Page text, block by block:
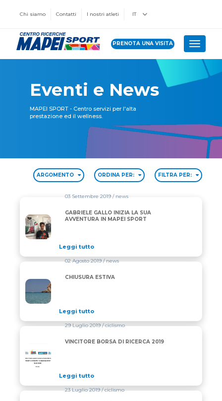
Chi siamo Contatti I nostri atleti IT
PRENOTA UNA VISITA Toggle
Eventi e News
MAPEI SPORT - Centro servizi per l'alta
prestazione ed il wellness.
ARGOMENTO ORDINA PER: FILTRA PER:
GABRIELE GALLO INIZIA LA SUA AVVENTURA IN
03 Settembre 2019/ news
GABRIELE GALLO INIZIA LA SUA
AVVENTURA IN MAPEI SPORT
Leggi tutto
CHIUSURA ESTIVA
02 Agosto 2019/ news
CHIUSURA ESTIVA
Leggi tutto
VINCITORE BORSA DI RICERCA 2019
29 Luglio 2019/ ciclismo
VINCITORE BORSA DI RICERCA 2019
Leggi tutto
23 Luglio 2019/ ciclismo